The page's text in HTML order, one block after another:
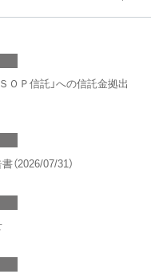
ＯＰ信託」への信託金拠出
2026/07/31）